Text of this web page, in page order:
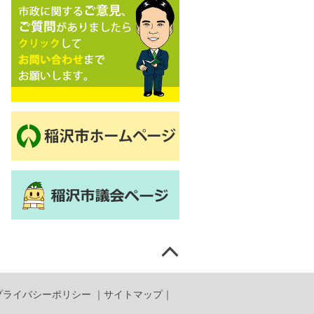
ライバシーポリシー ｜ サイトマップ｜